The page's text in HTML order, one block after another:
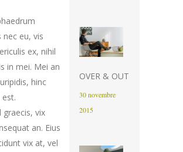
eu, vis
ex, nihil
in mei. Mei an
hinc
graecis, vix
an. Eius
vix at, vel
OVER & OUT
30 novembre
2015